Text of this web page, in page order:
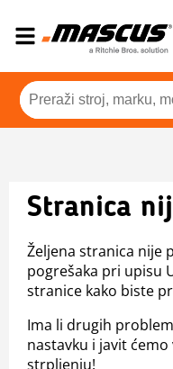
Stranica
Željena stranica nije
pogrešaka pri upisu
stranice kako biste
Ima li drugih
nastavku i javit ćemo
strpljenju!